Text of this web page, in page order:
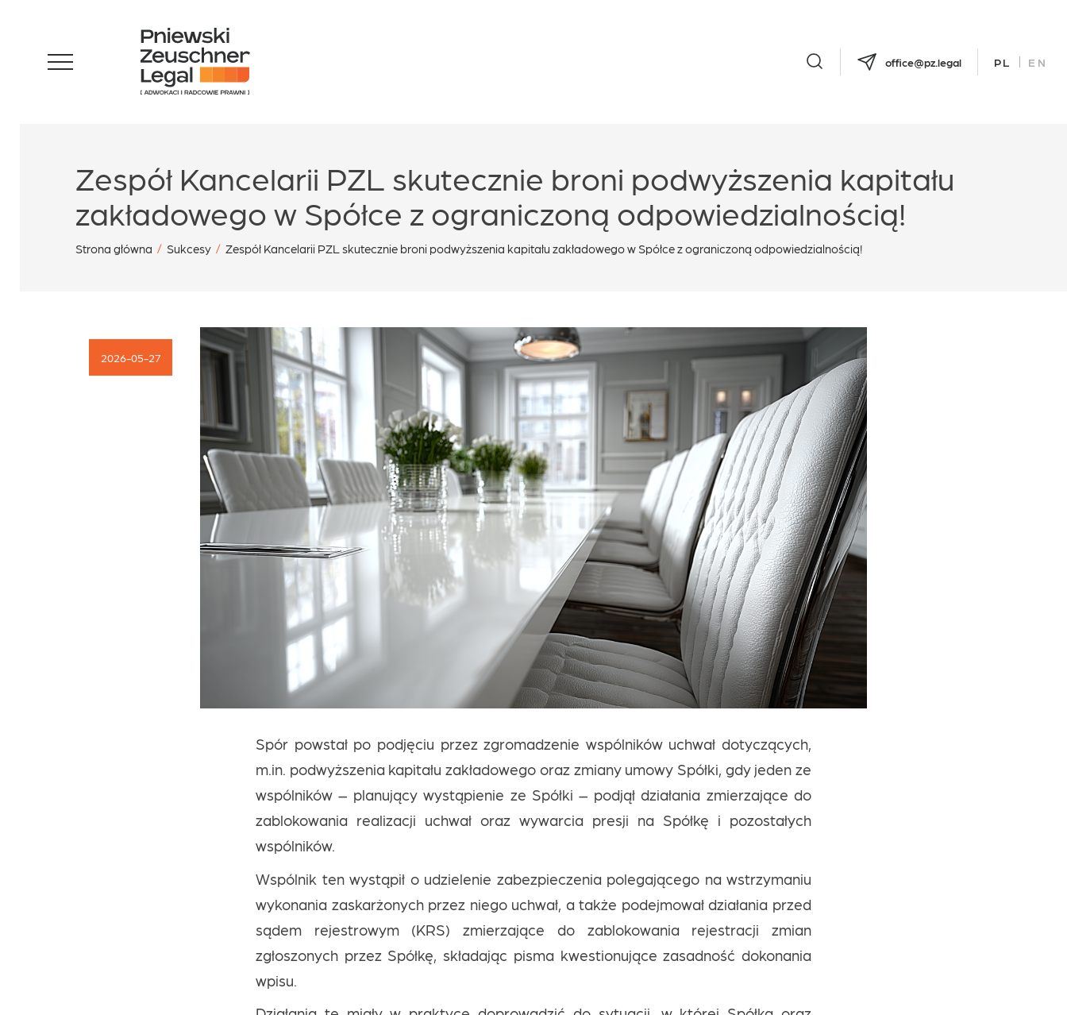
content
Sukcesy
Blog
Aktualności
office@pz.legal PL EN
Zespół Kancelarii PZL skutecznie broni podwyższenia kapitału
zakładowego w Spółce z ograniczoną odpowiedzialnością!
Strona główna / Sukcesy / Zespół Kancelarii PZL skutecznie broni podwyższenia kapitału zakładowego w Spółce z ograniczoną odpowiedzialnością!
2026-05-27
Spór powstał po podjęciu przez zgromadzenie wspólników uchwał dotyczących,
m.in. podwyższenia kapitału zakładowego oraz zmiany umowy Spółki, gdy jeden ze
wspólników – planujący wystąpienie ze Spółki – podjął działania zmierzające do
zablokowania realizacji uchwał oraz wywarcia presji na Spółkę i pozostałych
wspólników.
Wspólnik ten wystąpił o udzielenie zabezpieczenia polegającego na wstrzymaniu
wykonania zaskarżonych przez niego uchwał, a także podejmował działania przed
sądem rejestrowym (KRS) zmierzające do zablokowania rejestracji zmian
zgłoszonych przez Spółkę, składając pisma kwestionujące zasadność dokonania
wpisu.